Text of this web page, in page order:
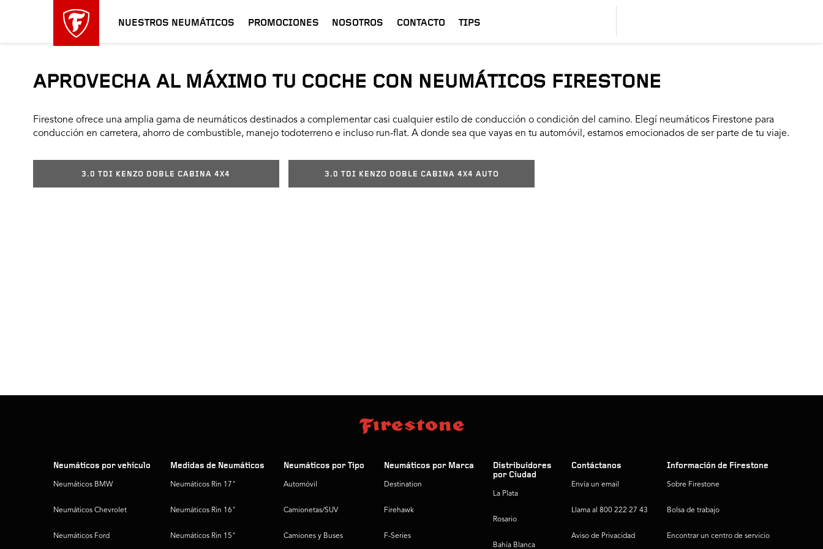
NUESTROS NEUMÁTICOS PROMOCIONES NOSOTROS CONTACTO TIPS
APROVECHA AL MÁXIMO TU COCHE CON NEUMÁTICOS FIRESTONE
Firestone ofrece una amplia gama de neumáticos destinados a complementar casi cualquier estilo de conducción o condición del camino. Elegí neumáticos Firestone para
conducción en carretera, ahorro de combustible, manejo todoterreno e incluso run-flat. A donde sea que vayas en tu automóvil, estamos emocionados de ser parte de tu viaje.
3.0 TDI KENZO DOBLE CABINA 4X4 3.0 TDI KENZO DOBLE CABINA 4X4 AUTO
Neumáticos por vehículo
Neumáticos BMW
Neumáticos Chevrolet
Neumáticos Ford
Medidas de Neumáticos
Neumáticos Rin 17"
Neumáticos Rin 16"
Neumáticos Rin 15"
Neumáticos por Tipo
Automóvil
Camionetas/SUV
Camiones y Buses
Neumáticos por Marca
Destination
Firehawk
F-Series
Distribuidores
por Ciudad
La Plata
Rosario
Bahía Blanca
Contáctanos
Envía un email
Llama al 800 222 27 43
Aviso de Privacidad
Información de Firestone
Sobre Firestone
Bolsa de trabajo
Encontrar un centro de servicio